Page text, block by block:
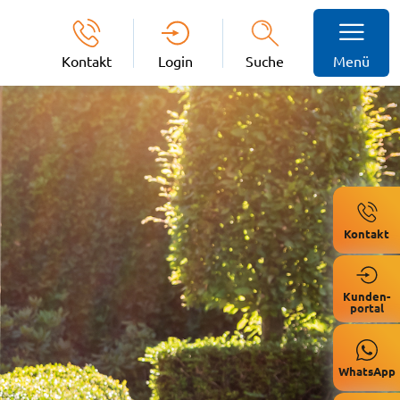
Kontakt Login Suche Menü
Kontakt
Kunden-
portal
WhatsApp